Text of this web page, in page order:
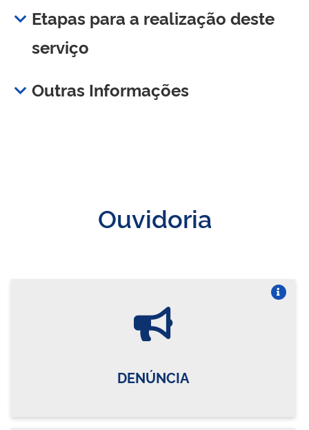
Etapas para a realização deste
serviço
Outras Informações
Ouvidoria
DENÚNCIA